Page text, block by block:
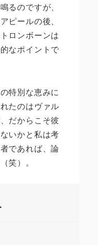
るのですが、
ピールの後、
ロンボーンは
なポイントで
特別な恵みに
たのはヴァル
だからこそ彼
いかと私は考
であれば、論
笑）。